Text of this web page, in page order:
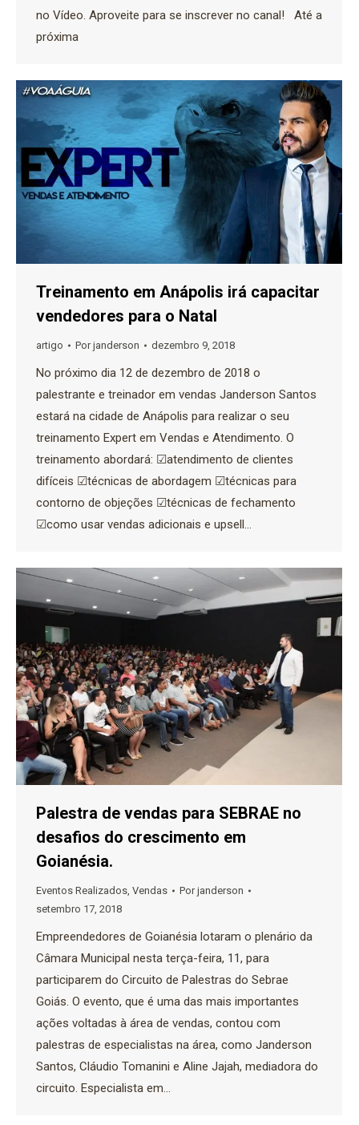
no Vídeo. Aproveite para se inscrever no canal! Até a
próxima
Treinamento em Anápolis irá capacitar
vendedores para o Natal
artigo Porjanderson dezembro 9, 2018
No próximo dia 12 de dezembro de 2018 o
palestrante e treinador em vendas Janderson Santos
estará na cidade de Anápolis para realizar o seu
treinamento Expert em Vendas e Atendimento. O
treinamento abordará: ☑atendimento de clientes
difíceis ☑técnicas de abordagem ☑técnicas para
contorno de objeções ☑técnicas de fechamento
☑como usar vendas adicionais e upsell…
Palestra de vendas para SEBRAE no
desafios do crescimento em
Goianésia.
Eventos Realizados, Vendas Porjanderson
setembro 17, 2018
Empreendedores de Goianésia lotaram o plenário da
Câmara Municipal nesta terça-feira, 11, para
participarem do Circuito de Palestras do Sebrae
Goiás. O evento, que é uma das mais importantes
ações voltadas à área de vendas, contou com
palestras de especialistas na área, como Janderson
Santos, Cláudio Tomanini e Aline Jajah, mediadora do
circuito. Especialista em…